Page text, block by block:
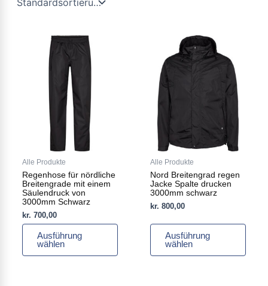
Alle Produkte
Regenhose für nördliche
Breitengrade mit einem
Säulendruck von
3000mm Schwarz
kr. 700,00
Ausführung
wählen
Produkt
Varianten
Optionen
der
Produktseite
gewählt
werden
Alle Produkte
Nord Breitengrad regen
Jacke Spalte drucken
3000mm schwarz
kr. 800,00
Ausführung
wählen
Produkt
weist
mehrere
Varianten
auf.
Die
Optionen
können
auf
der
Produktseite
gewählt
werden